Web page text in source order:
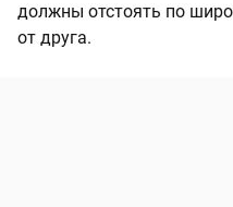
должны отстоять по
от друга.